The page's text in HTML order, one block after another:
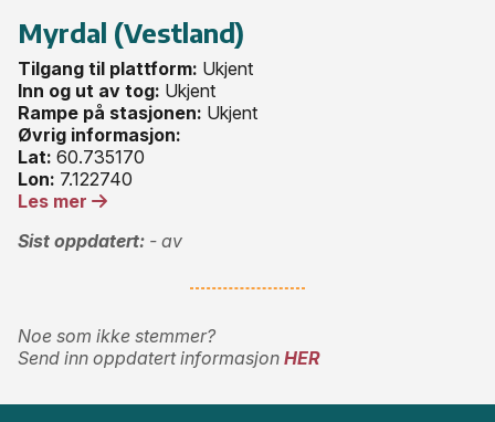
Myrdal (Vestland)
Tilgang til plattform: Ukjent
Inn og ut av tog: Ukjent
Rampe på stasjonen: Ukjent
Øvrig informasjon:
Lat: 60.735170
Lon: 7.122740
Les mer
Sist oppdatert: - av
Noe som ikke stemmer?
Send inn oppdatert informasjon HER